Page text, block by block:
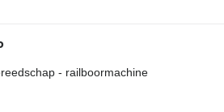
- railboormachine